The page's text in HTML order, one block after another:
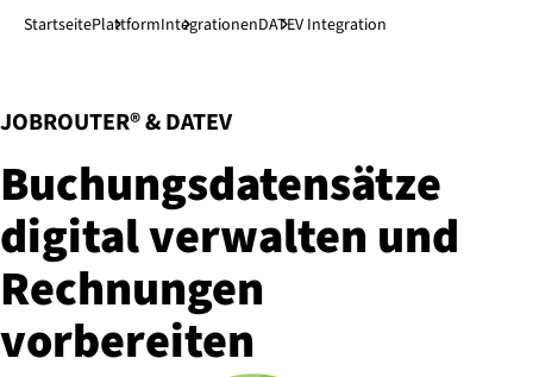
Direkt zum Hauptinhalt↓
StartseitePlattformIntegrationenDATEV Integration
JOBROUTER® & DATEV
:
Bu­chungs­da­ten­sät­ze
digital verwalten und
Rechnungen
vorbereiten